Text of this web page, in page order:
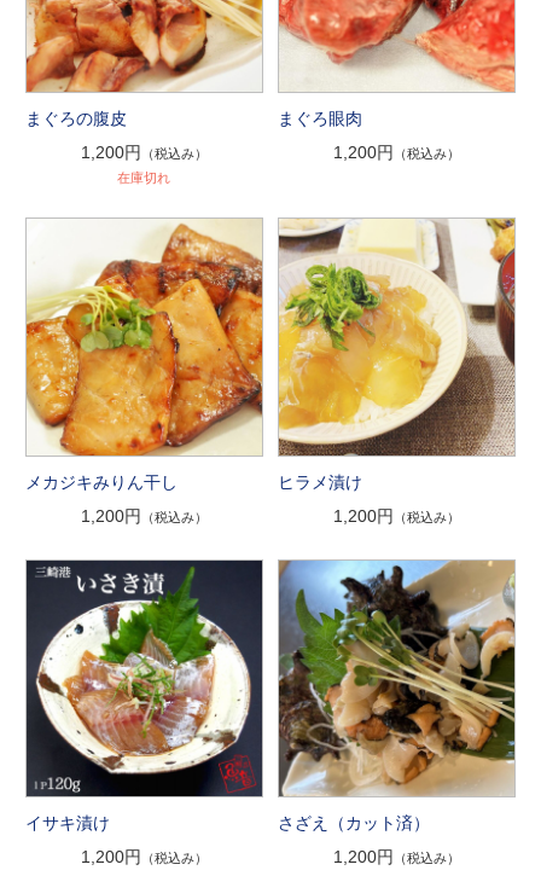
まぐろの腹皮
1,200円
（税込み）
在庫切れ
まぐろ眼肉
1,200円
（税込み）
メカジキみりん干し
1,200円
（税込み）
ヒラメ漬け
1,200円
（税込み）
イサキ漬け
1,200円
（税込み）
さざえ（カット済）
1,200円
（税込み）